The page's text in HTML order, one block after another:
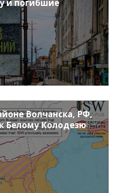
и погибшие
Волчанска, РФ,
Белому Колодезю